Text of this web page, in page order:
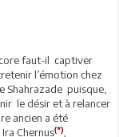
faut-il captiver
l’émotion chez
Shahrazade puisque,
le désir et à relancer
ancien a été
Chernus(*)